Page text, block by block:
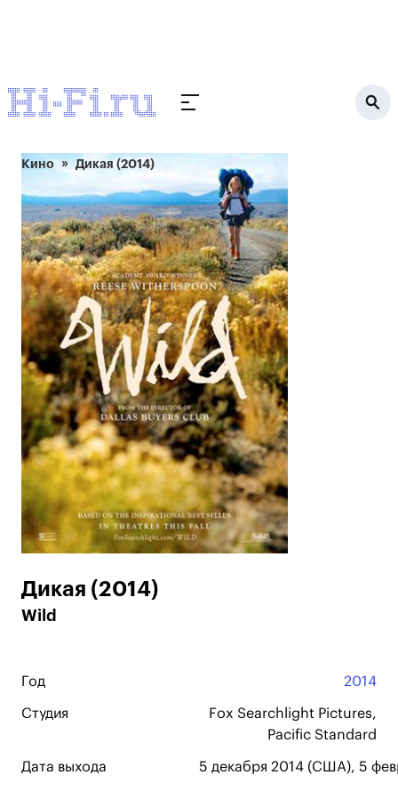
Кино Дикая (2014)
Дикая (2014)
Wild
Год 2014
Студия
Fox Searchlight Pictures,
Pacific Standard
Дата выхода 5 декабря 2014 (США), 5